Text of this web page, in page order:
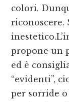
colori.
riconoscere.
propone un
ed è
“evidenti”,
per sorride